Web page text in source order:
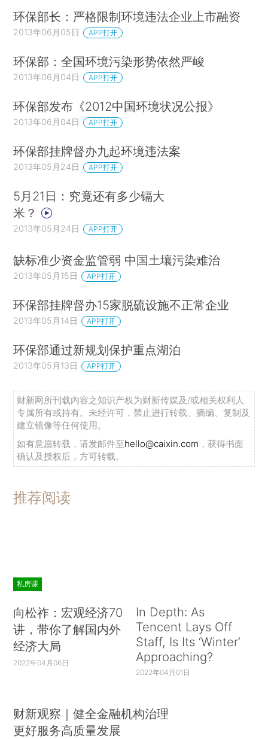
环保部长：严格限制环境违法企业上市融资
2013年06月05日 APP打开
环保部：全国环境污染形势依然严峻
2013年06月04日 APP打开
环保部发布《2012中国环境状况公报》
2013年06月04日 APP打开
环保部挂牌督办九起环境违法案
2013年05月24日 APP打开
5月21日：究竟还有多少镉大
米？
2013年05月24日 APP打开
缺标准少资金监管弱 中国土壤污染难治
2013年05月15日 APP打开
环保部挂牌督办15家脱硫设施不正常企业
2013年05月14日 APP打开
环保部通过新规划保护重点湖泊
2013年05月13日 APP打开
财新网所刊载内容之知识产权为财新传媒及/或相关权利人
专属所有或持有。未经许可，禁止进行转载、摘编、复制及
建立镜像等任何使用。
如有意愿转载，请发邮件至hello@caixin.com ，获得书面
确认及授权后，方可转载。
推荐阅读
私房课
向松祚：宏观经济70
讲，带你了解国内外
经济大局
2022年04月06日
In Depth: As
Tencent Lays Off
Staff, Is Its ‘Winter’
Approaching?
2022年04月01日
财新观察｜健全金融机构治理
更好服务高质量发展